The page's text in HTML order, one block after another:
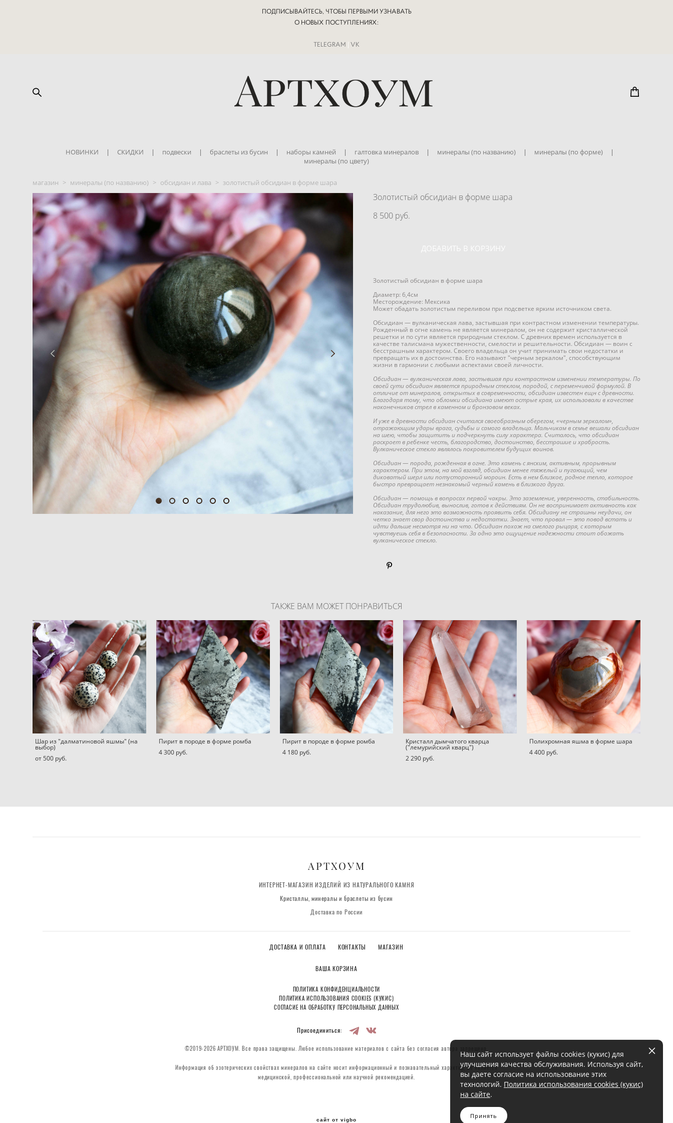
ПОДПИСЫВАЙТЕСЬ, ЧТОБЫ ПЕРВЫМИ УЗНАВАТЬ
О НОВЫХ ПОСТУПЛЕНИЯХ:
TELEGRAM | VK
НОВИНКИ | СКИДКИ | подвески | браслеты из бусин | наборы камней | галтовка минералов | минералы (по названию) | минералы (по форме)
|
минералы (по цвету)
магазин > минералы (по названию) > обсидиан и лава > золотистый обсидиан в форме шара
Золотистый обсидиан в форме шара
8 500 pуб.
ДОБАВИТЬ В КОРЗИНУ
Золотистый обсидиан в форме шара
Диаметр: 6,4см
Месторождение: Мексика
Может обадать золотистым переливом при подсветке ярким источником света.
Обсидиан — вулканическая лава, застывшая при контрастном изменении температуры.
Рожденный в огне камень не является минералом, он не содержит кристаллической
решетки и по сути является природным стеклом. С древних времен используется в
качестве талисмана мужественности, смелости и решительности. Обсидиан — воин с
бесстрашным характером. Своего владельца он учит принимать свои недостатки и
превращать их в достоинства. Его называют "черным зеркалом", способствующим
жизни в гармонии с любыми аспектами своей личности.
Обсидиан — вулканическая лава, застывшая при контрастном изменении температуры. По
своей сути обсидиан является природным стеклом, породой, с переменчивой формулой. В
отличие от минералов, открытых в современности, обсидиан известен ещн с древности.
Благодаря тому, что обломки обсидиана имеют острые края, их использовали в качестве
наконечников стрел в каменном и бронзовом веках.
И уже в древности обсидиан считался своеобразным оберегом, «черным зеркалом»,
отражающим удары врага, судьбы и самого владельца. Мальчикам в семье вешали обсидиан
на шею, чтобы защитить и подчеркнуть силу характера. Считалось, что обсидиан
раскроет в ребенке честь, благородство, достоинство, бесстрашие и храбрость.
Вулканическое стекло являлось покровителем будущих воинов.
Обсидиан — порода, рожденная в огне. Это камень с янским, активным, прорывным
характером. При этом, на мой взгляд, обсидиан менее тяжелый и пугающий, чем
диковатый шерл или потусторонний мороин. Есть в нем близкое, родное тепло, которое
быстро превращает незнакомый черный камень в близкого друга.
Обсидиан — помощь в вопросах первой чакры. Это заземление, уверенность, стабильность.
Обсидиан трудолюбив, вынослив, готов к действиям. Он не воспринимает активность как
наказание, для него это возможность проявить себя. Обсидиану не страшны неудачи, он
четко знает свор достоинства и недостатки. Знает, что провал — это повод встать и
идти дальше несмотря ни на что. Обсидиан похож на смелого рыцаря, с которым
чувствуешь себя в безопасности. За одно это ощущение надежности стоит обожать
вулканическое стекло.
ТАКЖЕ ВАМ МОЖЕТ ПОНРАВИТЬСЯ
Шар из "далматиновой яшмы" (на
выбор)
от 500 pуб.
Пирит в породе в форме ромба
4 300 pуб.
Пирит в породе в форме ромба
4 180 pуб.
Кристалл дымчатого кварца
("лемурийский кварц")
2 290 pуб.
Полихромная яшма в форме шара
4 400 pуб.
АРТХОУМ
ИНТЕРНЕТ-МАГАЗИН ИЗДЕЛИЙ ИЗ НАТУРАЛЬНОГО КАМНЯ
Кристаллы, минералы и браслеты из бусин
Доставка по России
ДОСТАВКА И ОПЛАТА КОНТАКТЫ МАГАЗИН
ВАША КОРЗИНА
ПОЛИТИКА КОНФИДЕНЦИАЛЬНОСТИ
ПОЛИТИКА ИСПОЛЬЗОВАНИЯ COOKIES (КУКИС)
СОГЛАСИЕ НА ОБРАБОТКУ ПЕРСОНАЛЬНЫХ ДАННЫХ
Присоединиться:
©2019-2026 АРТХОУМ. Все права защищены. Любое использование материалов с сайта без согласия автора запрещено.
Информация об эзотерических свойствах минералов на сайте носит информационный и познавательный характер, не является
медицинской, профессиональной или научной рекомендацией.
сайт от vigbo
Наш сайт использует файлы cookies (кукис) для
улучшения качества обслуживания. Используя сайт,
вы даете согласие на использование этих
технологий. Политика использования cookies (кукис)
на сайте.
Принять